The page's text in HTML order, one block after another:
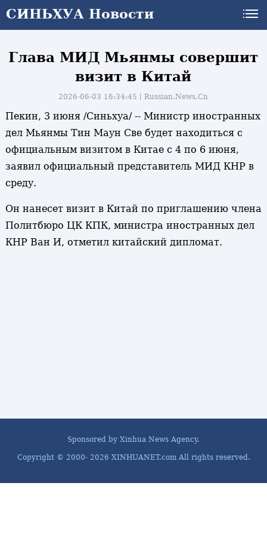
СИНЬХУА Новости
СИНЬХУА Новости
Глава МИД Мьянмы совершит
визит в Китай
2026-06-03 16:34:45丨Russian.News.Cn
Пекин, 3 июня /Синьхуа/ -- Министр иностранных
дел Мьянмы Тин Маун Све будет находиться с
официальным визитом в Китае с 4 по 6 июня,
заявил официальный представитель МИД КНР в
среду.
Он нанесет визит в Китай по приглашению члена
Политбюро ЦК КПК, министра иностранных дел
КНР Ван И, отметил китайский дипломат.
Sponsored by Xinhua News Agency.
Copyright © 2000- 2026 XINHUANET.com All rights reserved.